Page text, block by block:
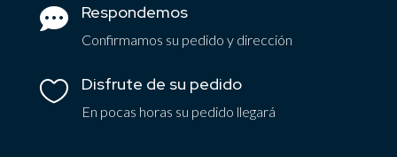
 Respondemos
Confirmamos su pedido y dirección
 Disfrute de su pedido
En pocas horas su pedido llegará